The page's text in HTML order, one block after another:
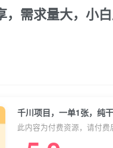
需求量大，小
此内容为付费资源，请付费